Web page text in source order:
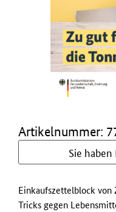
Artikelnummer:
Sie
Einkaufszettelblock
Tricks gegen